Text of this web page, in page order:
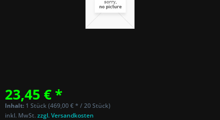
23,45 € *
Inhalt: 1 Stück (469,00 € * / 20 Stück)
inkl. MwSt.zzgl. Versandkosten